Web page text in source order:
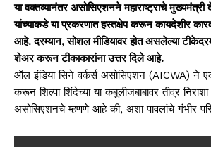
या वक्तव्यानंतर असोसिएशनने महाराष्ट्राचे
यांच्याकडे या प्रकरणात हस्तक्षेप करून कायदेशीर
आहे. दरम्यान, सोशल मीडियावर होत असलेल्या
शेअर करून टीकाकारांना उत्तर दिले आहे.
ऑल इंडिया सिने वर्कर्स असोसिएशन (AICWA) ने
करून शिल्पा शिंदेच्या या कबुलीजबाबावर तीव्र
असोसिएशनचे म्हणणे आहे की, अशा पावलांचे गंभीर